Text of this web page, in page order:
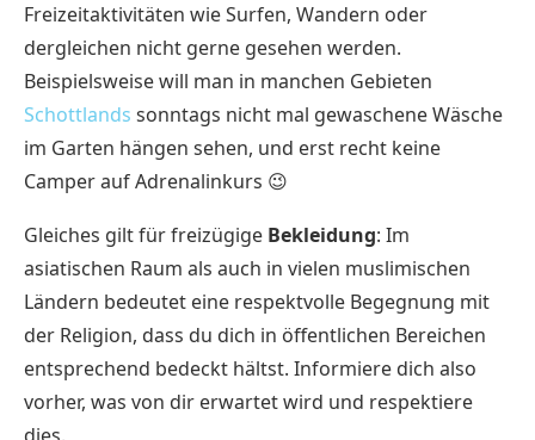
Freizeitaktivitäten wie Surfen, Wandern oder
dergleichen nicht gerne gesehen werden.
Beispielsweise will man in manchen Gebieten
Schottlands sonntags nicht mal gewaschene Wäsche
im Garten hängen sehen, und erst recht keine
Camper auf Adrenalinkurs 😉
Gleiches gilt für freizügige Bekleidung: Im
asiatischen Raum als auch in vielen muslimischen
Ländern bedeutet eine respektvolle Begegnung mit
der Religion, dass du dich in öffentlichen Bereichen
entsprechend bedeckt hältst. Informiere dich also
vorher, was von dir erwartet wird und respektiere